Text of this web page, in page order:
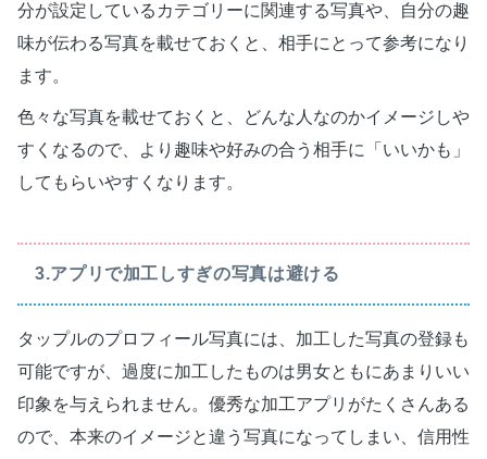
分が設定しているカテゴリーに関連する写真や、自分の趣
味が伝わる写真を載せておくと、相手にとって参考になり
ます。
色々な写真を載せておくと、どんな人なのかイメージしや
すくなるので、より趣味や好みの合う相手に「いいかも」
してもらいやすくなります。
3.アプリで加工しすぎの写真は避ける
タップルのプロフィール写真には、加工した写真の登録も
可能ですが、過度に加工したものは男女ともにあまりいい
印象を与えられません。優秀な加工アプリがたくさんある
ので、本来のイメージと違う写真になってしまい、信用性